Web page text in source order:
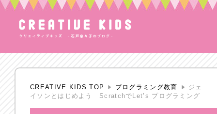
CREATIVE KIDS TOP プログラミング教育
ジェ
イソンとはじめよう ScratchでLet’s プログラミング